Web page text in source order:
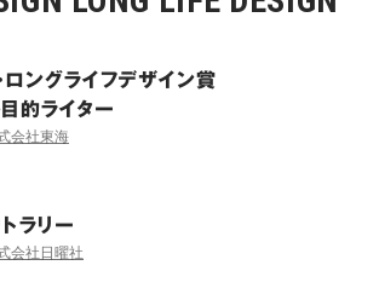
ロングライフデザイン賞
的ライター
会社東海
ラリー
会社日曜社